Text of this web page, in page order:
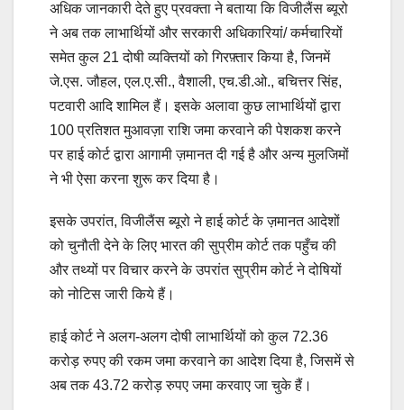
अधिक जानकारी देते हुए प्रवक्ता ने बताया कि विजीलैंस ब्यूरो
ने अब तक लाभार्थियों और सरकारी अधिकारियां/ कर्मचारियों
समेत कुल 21 दोषी व्यक्तियों को गिरफ़्तार किया है, जिनमें
जे.एस. जौहल, एल.ए.सी., वैशाली, एच.डी.ओ., बचित्तर सिंह,
पटवारी आदि शामिल हैं। इसके अलावा कुछ लाभार्थियों द्वारा
100 प्रतिशत मुआवज़ा राशि जमा करवाने की पेशकश करने
पर हाई कोर्ट द्वारा आगामी ज़मानत दी गई है और अन्य मुलजिमों
ने भी ऐसा करना शुरू कर दिया है।
इसके उपरांत, विजीलैंस ब्यूरो ने हाई कोर्ट के ज़मानत आदेशों
को चुनौती देने के लिए भारत की सुप्रीम कोर्ट तक पहुँच की
और तथ्यों पर विचार करने के उपरांत सुप्रीम कोर्ट ने दोषियों
को नोटिस जारी किये हैं।
हाई कोर्ट ने अलग-अलग दोषी लाभार्थियों को कुल 72.36
करोड़ रुपए की रकम जमा करवाने का आदेश दिया है, जिसमें से
अब तक 43.72 करोड़ रुपए जमा करवाए जा चुके हैं।